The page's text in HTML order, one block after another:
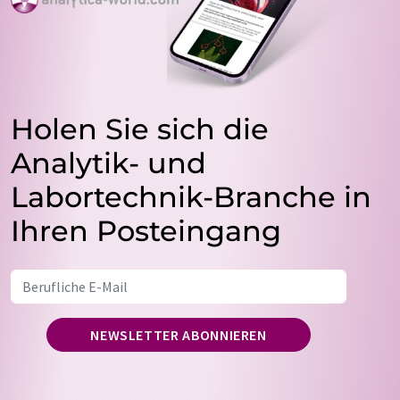
Holen Sie sich die
Analytik- und
Labortechnik-Branche in
Ihren Posteingang
NEWSLETTER ABONNIEREN